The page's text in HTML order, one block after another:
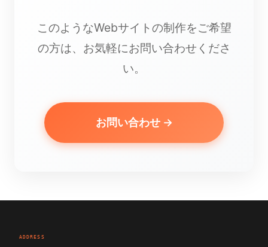
このようなWebサイトの制作をご希望
の方は、お気軽にお問い合わせくださ
い。
お問い合わせ →
ADDRESS